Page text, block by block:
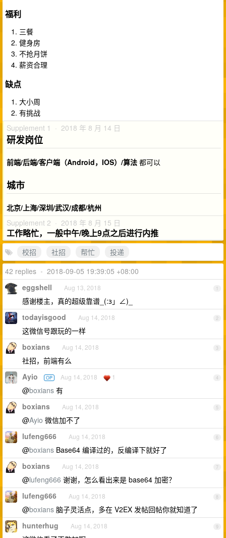
福利
三餐
健身房
不抢月饼
薪资合理
缺点
大小周
有挑战
Supplement 1 · 2018 年 8 月 14 日
研发岗位
前端/后端/客户端（Android，IOS）/算法 都可以
城市
北京/上海/深圳/武汉/成都/杭州
Supplement 2 · 2018 年 8 月 15 日
工作略忙，一般中午/晚上9点之后进行内推
校招 社招 帮忙
投递
42 replies • 2018-09-05 19:39:05 +08:00
1
eggshell Aug 13, 2018
感谢楼主，真的超级靠谱_(:з」∠)_
2
todayisgood Aug 14, 2018
这微信号跟玩的一样
3
boxians Aug 14, 2018
社招，前端有么
4
Ayio OP Aug 14, 2018 1
@boxians 有
5
boxians Aug 14, 2018
@Ayio 微信加不了
6
lufeng666 Aug 14, 2018
@boxians Base64 编译过的，反编译下就好了
7
boxians Aug 14, 2018
@lufeng666 谢谢，怎么看出来是 base64 加密？
8
lufeng666 Aug 14, 2018
@boxians 脑子灵活点，多在 V2EX 发帖回帖你就知道了
9
hunterhug Aug 14, 2018